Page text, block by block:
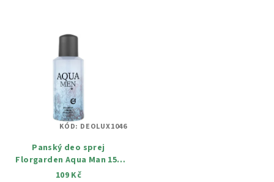
Panský deo sprej
Florgarden Aqua Man 150
ml
109 Kč
KÓD: DEOLUX1046